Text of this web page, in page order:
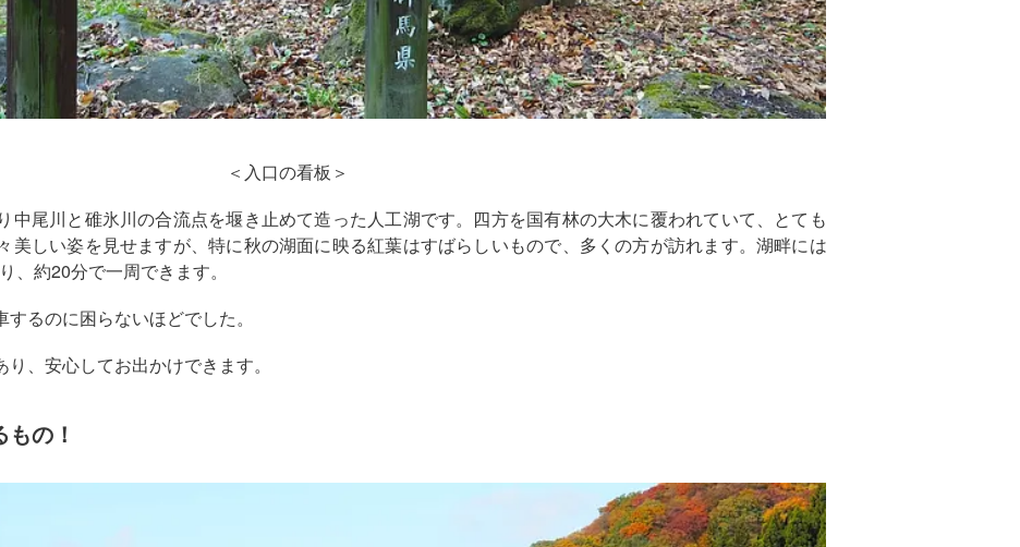
＜入口の看板＞
中尾川と碓氷川の合流点を堰き止めて造った人工湖です。四方を国有林の大木に覆われていて、とても
美しい姿を見せますが、特に秋の湖面に映る紅葉はすばらしいもので、多くの方が訪れます。湖畔には
、約20分で一周できます。
るのに困らないほどでした。
、安心してお出かけできます。
の！